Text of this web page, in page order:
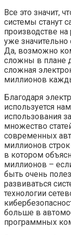
Все это значит,
системы станут
производстве
уже значительно
Да, возможно
сложны в плане
сложная
миллионов
Благодаря
используется
использования
множество
современных
миллионов
в котором
миллионов –
быть очень
развиваться
технологии
больше в
программных